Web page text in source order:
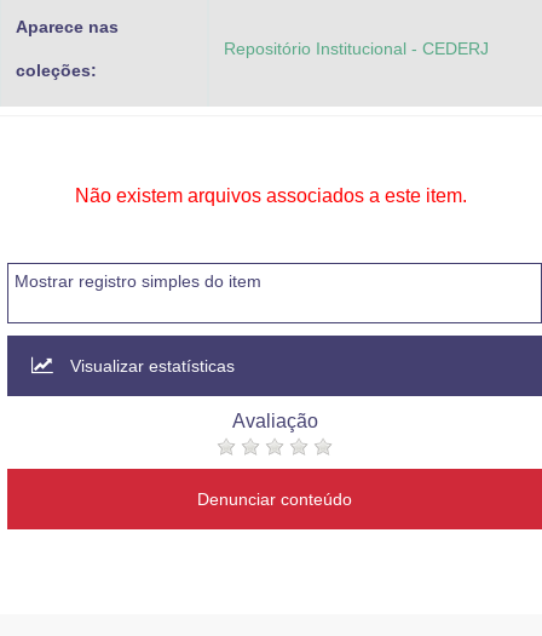
Aparece nas
coleções:
Repositório Institucional - CEDERJ
Não existem arquivos associados a este item.
Mostrar registro simples do item
Visualizar estatísticas
Avaliação
Denunciar conteúdo